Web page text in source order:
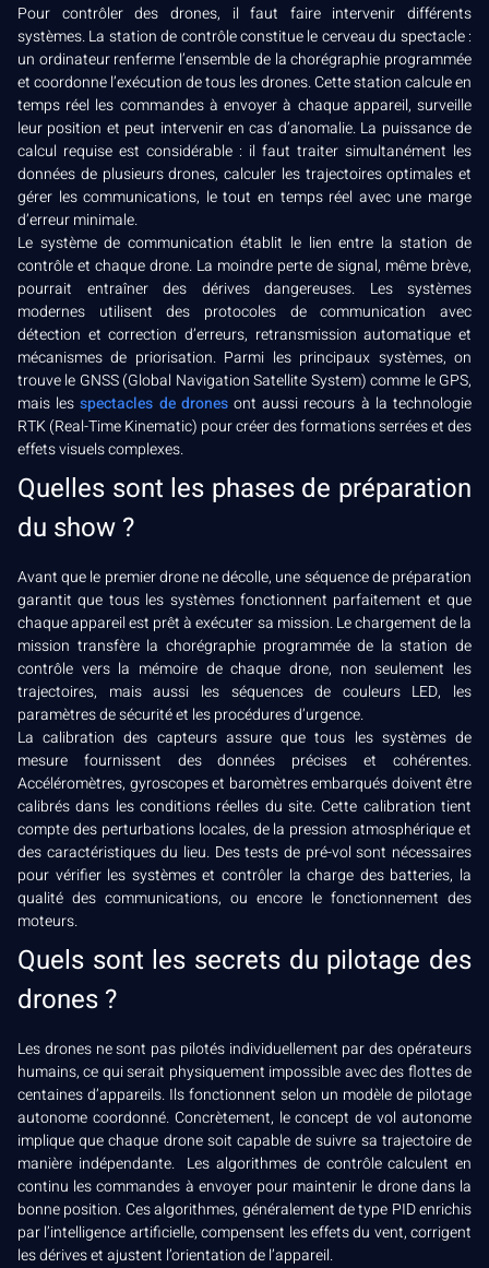
Pour contrôler des drones, il faut faire intervenir différents
systèmes. La station de contrôle constitue le cerveau du spectacle :
un ordinateur renferme l’ensemble de la chorégraphie programmée
et coordonne l’exécution de tous les drones. Cette station calcule en
temps réel les commandes à envoyer à chaque appareil, surveille
leur position et peut intervenir en cas d’anomalie. La puissance de
calcul requise est considérable : il faut traiter simultanément les
données de plusieurs drones, calculer les trajectoires optimales et
gérer les communications, le tout en temps réel avec une marge
d’erreur minimale.
Le système de communication établit le lien entre la station de
contrôle et chaque drone. La moindre perte de signal, même brève,
pourrait entraîner des dérives dangereuses. Les systèmes
modernes utilisent des protocoles de communication avec
détection et correction d’erreurs, retransmission automatique et
mécanismes de priorisation. Parmi les principaux systèmes, on
trouve le GNSS (Global Navigation Satellite System) comme le GPS,
mais lesspectacles de dronesont aussi recours à la technologie
RTK (Real-Time Kinematic) pour créer des formations serrées et des
effets visuels complexes.
Quelles sont les phases de préparation
du show ?
Avant que le premier drone ne décolle, une séquence de préparation
garantit que tous les systèmes fonctionnent parfaitement et que
chaque appareil est prêt à exécuter sa mission. Le chargement de la
mission transfère la chorégraphie programmée de la station de
contrôle vers la mémoire de chaque drone, non seulement les
trajectoires, mais aussi les séquences de couleurs LED, les
paramètres de sécurité et les procédures d’urgence.
La calibration des capteurs assure que tous les systèmes de
mesure fournissent des données précises et cohérentes.
Accéléromètres, gyroscopes et baromètres embarqués doivent être
calibrés dans les conditions réelles du site. Cette calibration tient
compte des perturbations locales, de la pression atmosphérique et
des caractéristiques du lieu. Des tests de pré-vol sont nécessaires
pour vérifier les systèmes et contrôler la charge des batteries, la
qualité des communications, ou encore le fonctionnement des
moteurs.
Quels sont les secrets du pilotage des
drones ?
Les drones ne sont pas pilotés individuellement par des opérateurs
humains, ce qui serait physiquement impossible avec des flottes de
centaines d’appareils. Ils fonctionnent selon un modèle de pilotage
autonome coordonné. Concrètement, le concept de vol autonome
implique que chaque drone soit capable de suivre sa trajectoire de
manière indépendante. Les algorithmes de contrôle calculent en
continu les commandes à envoyer pour maintenir le drone dans la
bonne position. Ces algorithmes, généralement de type PID enrichis
par l’intelligence artificielle, compensent les effets du vent, corrigent
les dérives et ajustent l’orientation de l’appareil.